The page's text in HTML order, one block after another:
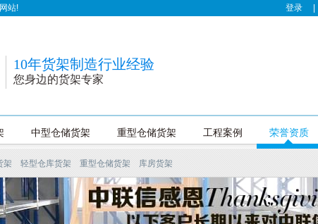
站! 登录
10年货架制造行业经验
您身边的货架专家
中型仓储货架 重型仓储货架 工程案例 荣誉资质
架 轻型仓库货架 重型仓储货架 库房货架